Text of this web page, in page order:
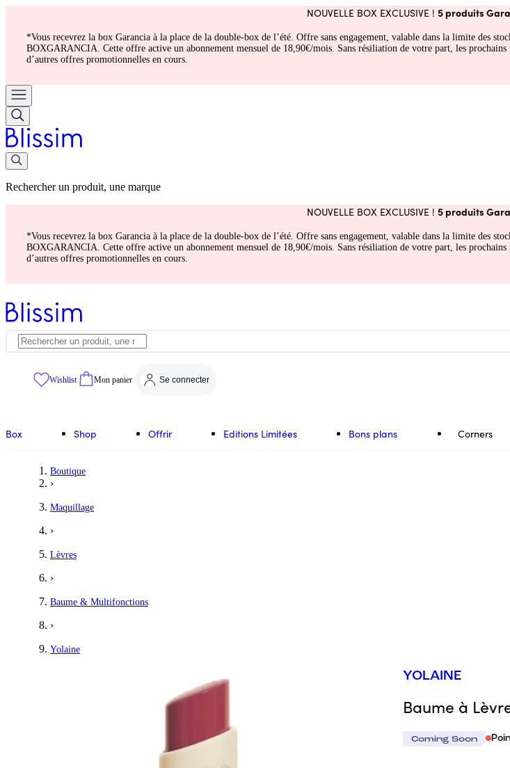
NOUVELLE BOX EXCLUSIVE ! 5 produits
*Vous recevrez la box Garancia à la place de la double-box de l’été. Offre sans engagement, valable dans la limite des
BOXGARANCIA. Cette offre active un abonnement mensuel de 18,90€/mois. Sans résiliation de votre part, les
d’autres offres promotionnelles en cours.
Rechercher un produit, une marque
NOUVELLE BOX EXCLUSIVE ! 5 produits
*Vous recevrez la box Garancia à la place de la double-box de l’été. Offre sans engagement, valable dans la limite des
BOXGARANCIA. Cette offre active un abonnement mensuel de 18,90€/mois. Sans résiliation de votre part, les
d’autres offres promotionnelles en cours.
Wishlist Mon panier Se connecter
Box Shop Offrir Editions Limitées Bons plans Corners
Boutique
›
Maquillage
›
Lèvres
›
Baume & Multifonctions
›
Yolaine
YOLAINE
Baume à
Coming Soon